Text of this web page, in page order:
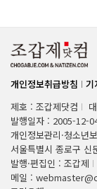
개인정보취급방침 기
제호 : 조갑제닷컴
발행일자 : 2005-12-
개인정보관리·청소년
서울특별시 종로구 신
발행·편집인 : 조갑제
메일 :